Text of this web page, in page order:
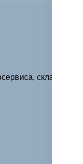
склада и